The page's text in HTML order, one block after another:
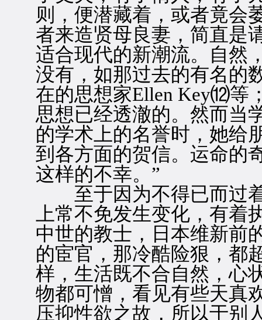
则，便潜藏着，或者竟会
者来造贤母良妻，简直是
适合现代的新潮流。自然
没有，如那过去的有名的
在的思想家Ellen Key⑿等
思想已经透澈的。然而当
的学术上的名誉时，她给
到各方面的贺信。运命的
这样的不幸。”
至于因为不得已而过着
上常不免发生变化，有
中世的教士，日本维新前
的宦官，那冷酷险狠，都
样，生活既不合自然，心
物都可憎，看见有些天真
压抑性欲之故，所以于别